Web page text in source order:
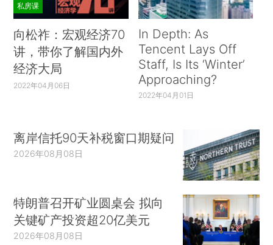
私房课
向松祚：宏观经济70
讲，带你了解国内外
经济大局
2022年04月06日
In Depth: As
Tencent Lays Off
Staff, Is Its ‘Winter’
Approaching?
2022年04月01日
离岸信托90天补税窗口期疑问
2026年08月08日
特朗普召开矿业圆桌会 拟向
关键矿产投资超20亿美元
2026年08月08日